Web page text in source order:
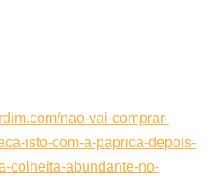
nao-vai-comprar-
isto-com-a-paprica-depois-
colheita-abundante-no-